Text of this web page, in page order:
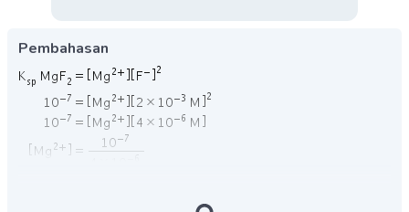
Pembahasan
Jadi konstentrasi ion magnesium adalah 0,025 M.